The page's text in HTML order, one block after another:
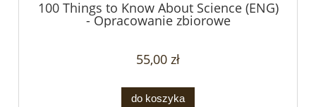
100 Things to Know About Science (ENG)
- Opracowanie zbiorowe
55,00 zł
do koszyka